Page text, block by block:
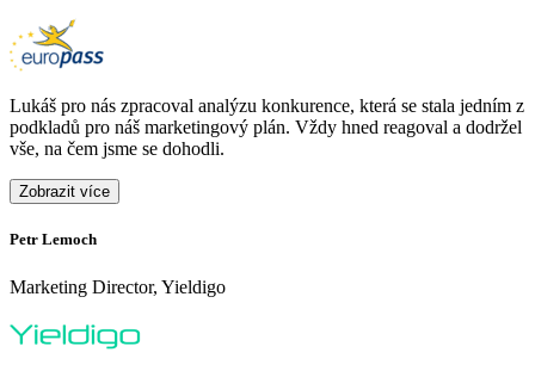
Lukáš pro nás zpracoval analýzu konkurence, která se stala jedním z
podkladů pro náš marketingový plán. Vždy hned reagoval a dodržel
vše, na čem jsme se dohodli.
Zobrazit více
Petr Lemoch
Marketing Director, Yieldigo